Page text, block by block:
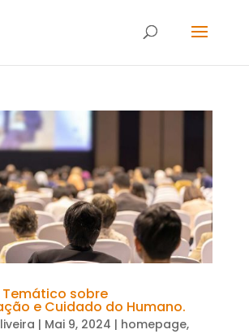
Temático sobre
e Cuidado do Humano.
| Mai 9, 2024 | homepage,